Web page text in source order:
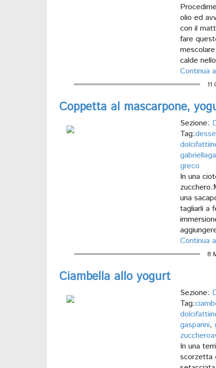
olio ed
con il
fare
calde nello
Continua
11
Coppetta al mascarpone,
Sezione:
Tag:
greco
In una
una
tagliarli a
Continua
8
Ciambella allo yogurt
Sezione:
Tag:
gasparini,
In una
scorzetta